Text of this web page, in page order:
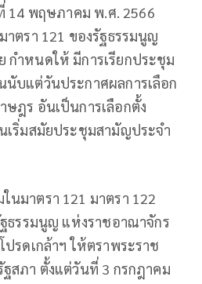
14 พฤษภาคม พ.ศ. 2566
าตรา 121 ของรัฐธรรมนูญ
กำหนดให้ มีการเรียกประชุม
บแต่วันประกาศผลการเลือก
ฎร อันเป็นการเลือกตั้ง
เริ่มสมัยประชุมสามัญประจำ
นมาตรา 121 มาตรา 122
ธรรมนูญ แห่งราชอาณาจักร
รดเกล้าฯ ให้ตราพระราช
สภา ตั้งแต่วันที่ 3 กรกฎาคม